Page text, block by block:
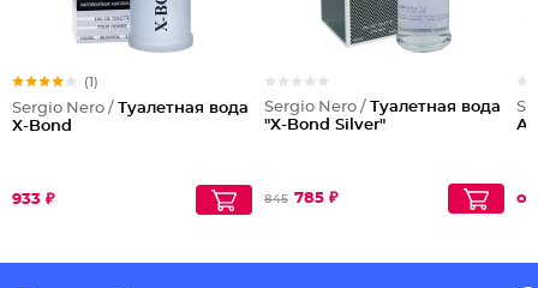
(1)
Sergio Nero / Туалетная вода
X-Bond
933 ₽
Sergio Nero / Туалетная вода
"X-Bond Silver"
845 785 ₽ от